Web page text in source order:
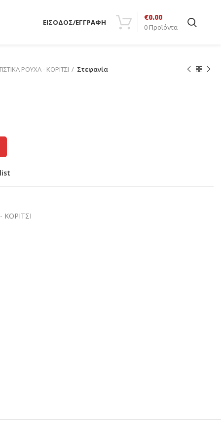
ΕΙΣΟΔΟΣ/ΕΓΓΡΑΦΗ
0 Προϊόντα
€0.00
ΡΟΥΧΑ - ΚΟΡΙΤΣΙ Στεφανία
ΚΟΡΙΤΣΙ